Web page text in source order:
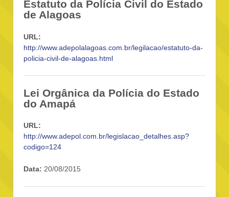
Estatuto da Polícia Civil do Estado
de Alagoas
URL:
http://www.adepolalagoas.com.br/legilacao/estatuto-da-
policia-civil-de-alagoas.html
Lei Orgânica da Polícia do Estado
do Amapá
URL:
http://www.adepol.com.br/legislacao_detalhes.asp?
codigo=124
Data: 20/08/2015